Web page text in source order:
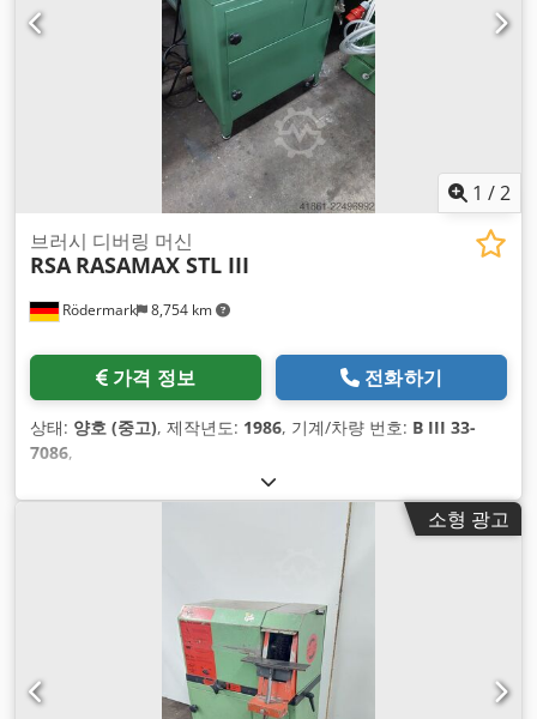
1 /2
Rödermark 8,754 km
브러시 디버링 머신
RSA RASAMAX STL III
가격 정보 전화하기
상태: 양호 (중고), 제작년도: 1986, 기계/차량 번호: B III 33-
7086,
소형 광고